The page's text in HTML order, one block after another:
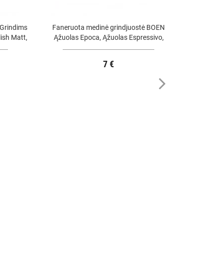
Matt,
Faneruota medinė grindjuostė BOEN
Ąžuolas Epoca, Ąžuolas Espressivo,
7 €